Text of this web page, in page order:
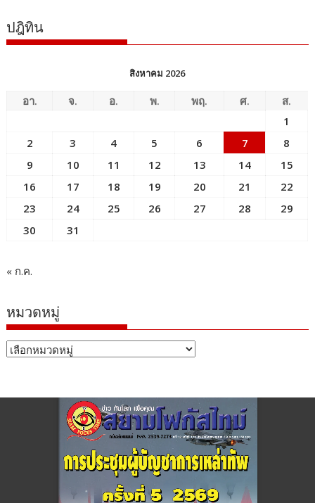
ปฎิทิน
สิงหาคม 2026
อา. จ. อ. พ. พฤ. ศ.
ส.
1
2
3 4 5 6 7
8
9
10 11 12 13 14
15
16
17 18 19 20 21
22
23
24 25 26 27 28
29
30
31
« ก.ค.
หมวดหมู่
หมวด